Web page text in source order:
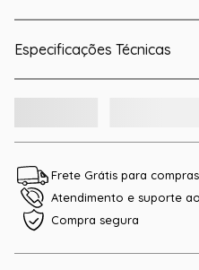
Especificações Técnicas
Frete Grátis para
Atendimento e suporte
Compra segura